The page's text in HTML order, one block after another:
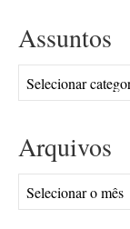
Assuntos
Assuntos
Arquivos
Arquivos